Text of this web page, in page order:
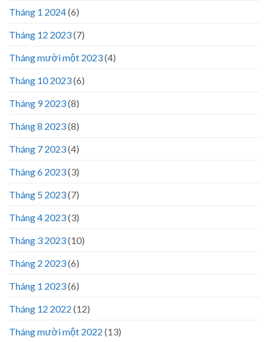
Tháng 1 2024(6)
Tháng 12 2023(7)
Tháng mười một 2023(4)
Tháng 10 2023(6)
Tháng 9 2023(8)
Tháng 8 2023(8)
Tháng 7 2023(4)
Tháng 6 2023(3)
Tháng 5 2023(7)
Tháng 4 2023(3)
Tháng 3 2023(10)
Tháng 2 2023(6)
Tháng 1 2023(6)
Tháng 12 2022 (12)
Tháng mười một 2022 (13)